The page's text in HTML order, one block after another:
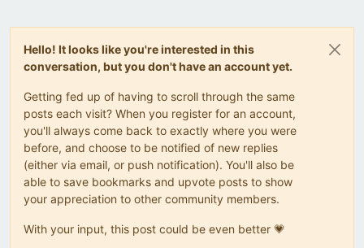
Hello! It looks like you're interested in this
conversation, but you don't have an account yet.
Getting fed up of having to scroll through the same
posts each visit? When you register for an account,
you'll always come back to exactly where you were
before, and choose to be notified of new replies
(either via email, or push notification). You'll also be
able to save bookmarks and upvote posts to show
your appreciation to other community members.
With your input, this post could be even better 💗